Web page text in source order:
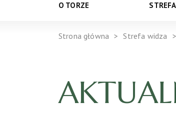
O TORZE
Strona główna Strefa widza